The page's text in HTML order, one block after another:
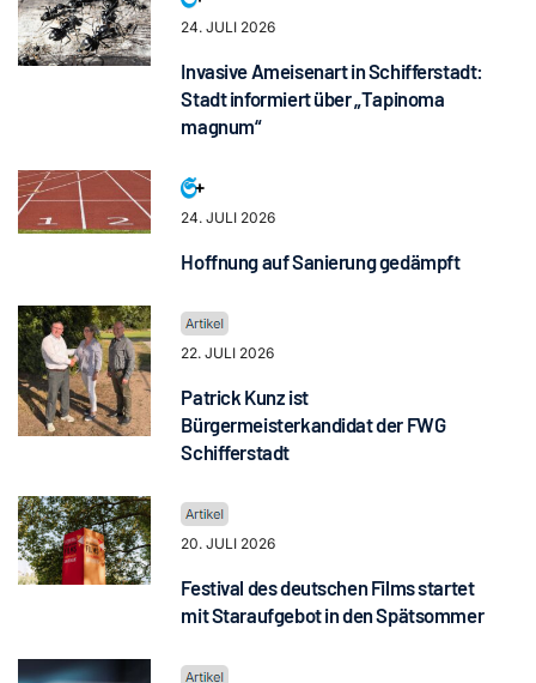
24. JULI 2026
Invasive Ameisenart in Schifferstadt:
Stadt informiert über „Tapinoma
magnum“
24. JULI 2026
Hoffnung auf Sanierung gedämpft
22. JULI 2026
Patrick Kunz ist
Bürgermeisterkandidat der FWG
Schifferstadt
20. JULI 2026
Festival des deutschen Films startet
mit Staraufgebot in den Spätsommer